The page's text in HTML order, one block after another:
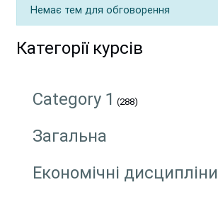
Немає тем для обговорення
Категорії курсів
Category 1 (288)
Загальна
Економічні дисципліни